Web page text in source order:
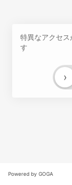
特異なアクセ
す
›
Powered by GOGA